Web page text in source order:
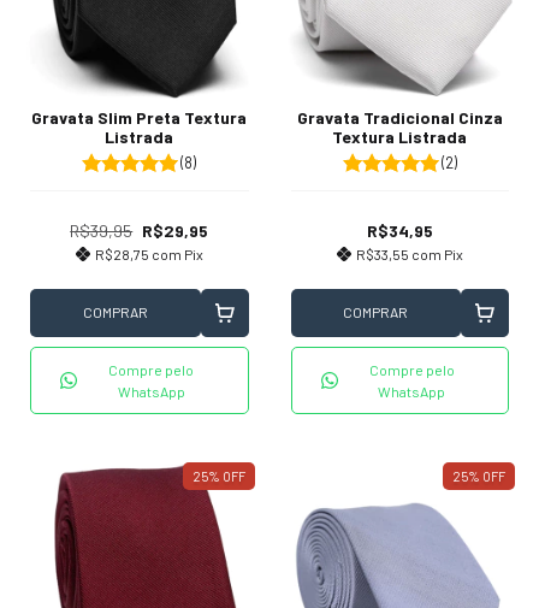
Gravata Slim Preta Textura
Listrada
(8)
R$39,95 R$29,95
R$28,75 com Pix
COMPRAR
Compre pelo
WhatsApp
Gravata Tradicional Cinza
Textura Listrada
(2)
R$34,95
R$33,55 com Pix
COMPRAR
Compre pelo
WhatsApp
25% OFF 25% OFF